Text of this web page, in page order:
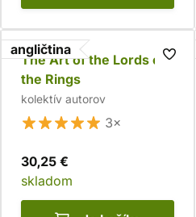
angličtina
The Art of the Lords of
the Rings
kolektív autorov
3×
30,25 €
skladom